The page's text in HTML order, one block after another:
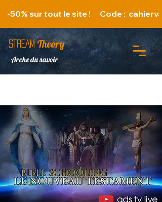
-50% sur tout le site !      Code :
STREAM Theory
Arche du savoir